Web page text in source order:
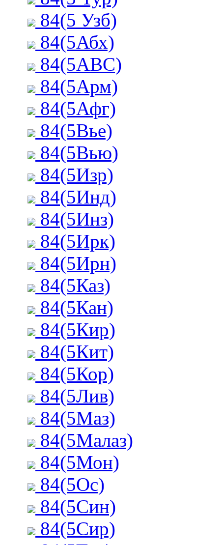
84(5 Узб)
84(5Абх)
84(5АВС)
84(5Арм)
84(5Афг)
84(5Вье)
84(5Вью)
84(5Изр)
84(5Инд)
84(5Инз)
84(5Ирк)
84(5Ирн)
84(5Каз)
84(5Кан)
84(5Кир)
84(5Кит)
84(5Кор)
84(5Лив)
84(5Маз)
84(5Малаз)
84(5Мон)
84(5Ос)
84(5Син)
84(5Сир)